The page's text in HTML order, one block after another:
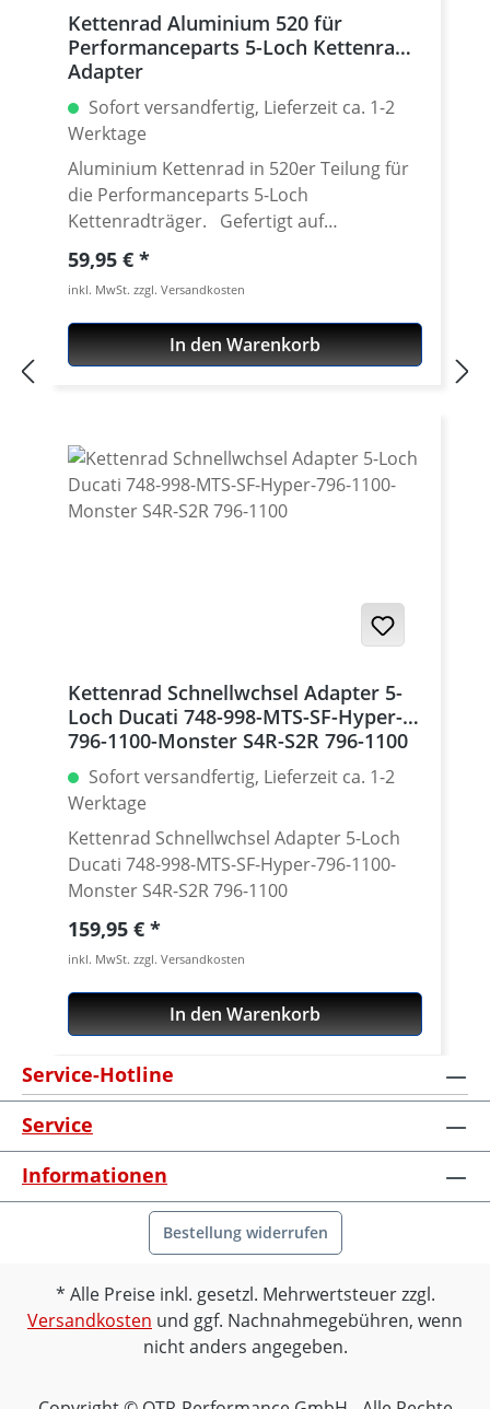
Kettenrad Aluminium 520 für
Performanceparts 5-Loch Kettenrad
Adapter
Sofort versandfertig, Lieferzeit ca. 1-2
Werktage
Aluminium Kettenrad in 520er Teilung für
die Performanceparts 5-Loch
Kettenradträger. Gefertigt auf
modensten CNC Maschinen aus
hochfestem und extrem zähen
Luftfahrtaluminium 7075 T6. Lieferbar in
verschiedenen Teilungen (520 - 525) und
Zähnezahlen von 36-47 Zähnen. Passend
Kettenrades und der Kette bei
Verwendung eines Kettenblattes
abweichend von der Seriengröße sowie bei
dauerhafte Haltbarkeit hochwertig eloxiert
Adapter findest Du weiter unten beim
Zubehör.
Regulärer Preis:
59,95 €
inkl. MwSt. zzgl. Versandkosten
In den Warenkorb
Kettenrad Schnellwchsel Adapter 5-
Loch Ducati 748-998-MTS-SF-Hyper-
796-1100-Monster S4R-S2R 796-1100
Sofort versandfertig, Lieferzeit ca. 1-2
Werktage
Kettenrad Schnellwchsel Adapter 5-Loch
Ducati 748-998-MTS-SF-Hyper-796-1100-
Monster S4R-S2R 796-1100
Regulärer Preis:
159,95 €
inkl. MwSt. zzgl. Versandkosten
In den Warenkorb
Service-Hotline
Service
Informationen
Bestellung widerrufen
Alle Preise inkl. gesetzl. Mehrwertsteuer zzgl.
Versandkosten und ggf. Nachnahmegebühren, wenn
nicht anders angegeben.